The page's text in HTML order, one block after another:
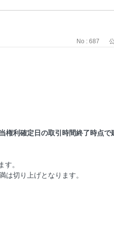
No : 687
権利確定日の取引時間終了時点
。
切り上げとなります。